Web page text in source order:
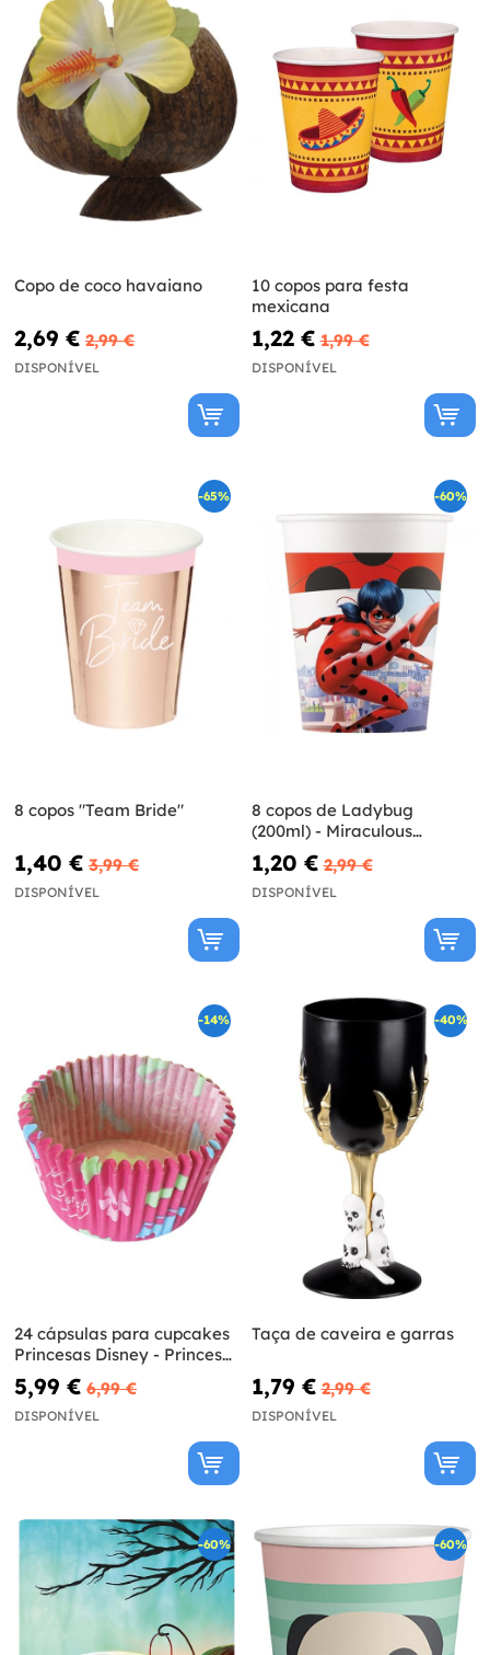
Copo de coco havaiano
2,69 € 2,99 €
DISPONÍVEL
10 copos para festa
mexicana
1,22 € 1,99 €
DISPONÍVEL
-65%
8 copos "Team Bride"
1,40 € 3,99 €
DISPONÍVEL
-60%
8 copos de Ladybug
(200ml) - Miraculous
Ladybug
1,20 € 2,99 €
DISPONÍVEL
-14%
24 cápsulas para cupcakes
Princesas Disney - Princess
Dreaming
5,99 € 6,99 €
DISPONÍVEL
-40%
Taça de caveira e garras
1,79 € 2,99 €
DISPONÍVEL
-60% -60%